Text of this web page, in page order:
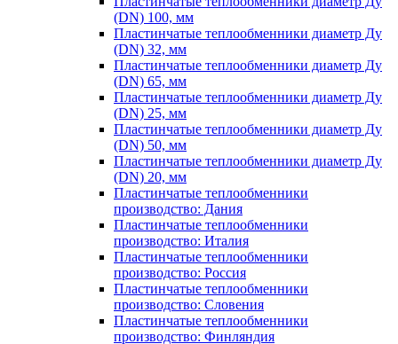
(DN) 100, мм
Пластинчатые теплообменники диаметр Ду
(DN) 32, мм
Пластинчатые теплообменники диаметр Ду
(DN) 65, мм
Пластинчатые теплообменники диаметр Ду
(DN) 25, мм
Пластинчатые теплообменники диаметр Ду
(DN) 50, мм
Пластинчатые теплообменники диаметр Ду
(DN) 20, мм
Пластинчатые теплообменники
производство: Дания
Пластинчатые теплообменники
производство: Италия
Пластинчатые теплообменники
производство: Россия
Пластинчатые теплообменники
производство: Словения
Пластинчатые теплообменники
производство: Финляндия